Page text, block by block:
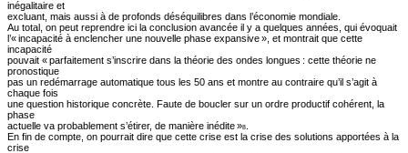
inégalitaire et
excluant, mais aussi à de profonds déséquilibres dans l’économie mondiale.
Au total, on peut reprendre ici la conclusion avancée il y a quelques années, qui évoquait
l’« incapacité à enclencher une nouvelle phase expansive », et montrait que cette
incapacité
pouvait « parfaitement s’inscrire dans la théorie des ondes longues : cette théorie ne
pronostique
pas un redémarrage automatique tous les 50 ans et montre au contraire qu’il s’agit à
chaque fois
une question historique concrète. Faute de boucler sur un ordre productif cohérent, la
phase
actuelle va probablement s’étirer, de manière inédite »8
En fin de compte, on pourrait dire que cette crise est la crise des solutions apportées à la
crise